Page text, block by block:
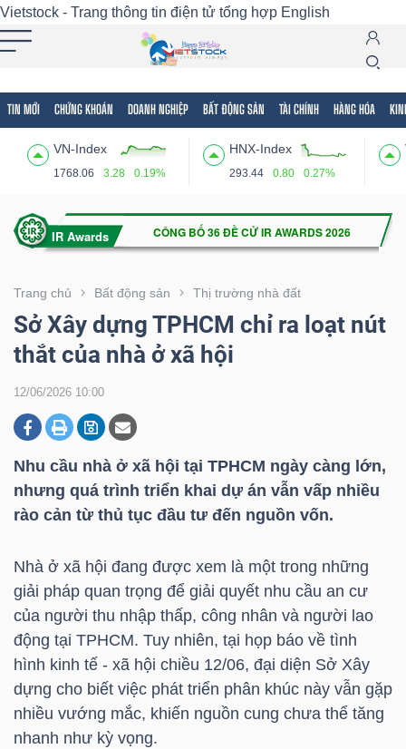
Vietstock - Trang thông tin điện tử tổng hợp English
TIN MỚI CHỨNG KHOÁN DOANH NGHIỆP BẤT ĐỘNG SẢN TÀI CHÍNH HÀNG HÓA
VN-Index
1768.06 3.28 0.19%
HNX-Index
293.44 0.80 0.27%
Trang chủ Bất động sản Thị trường nhà đất
Sở Xây dựng TPHCM chỉ ra loạt nút
thắt của nhà ở xã hội
12/06/2026 10:00
Nhu cầu nhà ở xã hội tại TPHCM ngày càng lớn,
nhưng quá trình triển khai dự án vẫn vấp nhiều
rào cản từ thủ tục đầu tư đến nguồn vốn.
Nhà ở xã hội đang được xem là một trong những
giải pháp quan trọng để giải quyết nhu cầu an cư
của người thu nhập thấp, công nhân và người lao
động tại TPHCM. Tuy nhiên, tại họp báo về tình
hình kinh tế - xã hội chiều 12/06, đại diện Sở Xây
dựng cho biết việc phát triển phân khúc này vẫn gặp
nhiều vướng mắc, khiến nguồn cung chưa thể tăng
nhanh như kỳ vọng.
Tất cả Tính năng Ngành Mã chứng khoán
Tính
(-)
VIETSTOCK
CHỨNG
DOANH
NGHIỆP
ĐỘNG
SẢN
TÀI
CHÍNH